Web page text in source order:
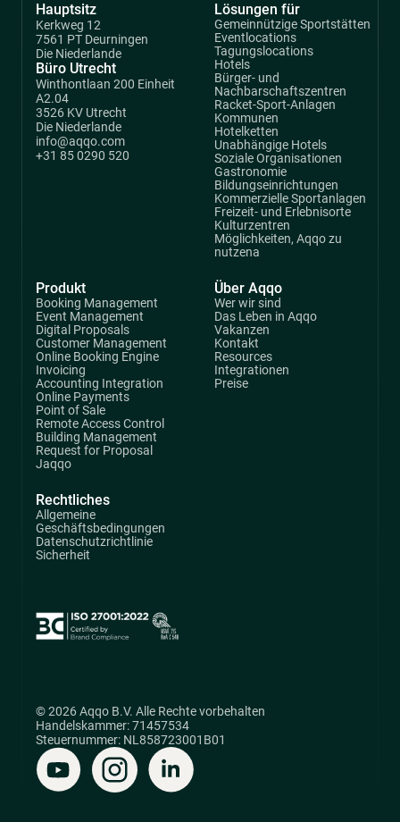
Hauptsitz
Kerkweg 12
7561 PT Deurningen
Die Niederlande
Büro Utrecht
Winthontlaan 200 Einheit
A2.04
3526 KV Utrecht
Die Niederlande
info@aqqo.com
+31 85 0290 520
Produkt
Booking Management
Event Management
Digital Proposals
Customer Management
Online Booking Engine
Invoicing
Accounting Integration
Online Payments
Point of Sale
Remote Access Control
Building Management
Request for Proposal
Jaqqo
Lösungen für
Gemeinnützige Sportstätten
Eventlocations
Tagungslocations
Hotels
Bürger- und
Nachbarschaftszentren
Racket-Sport-Anlagen
Kommunen
Hotelketten
Unabhängige Hotels
Soziale Organisationen
Gastronomie
Bildungseinrichtungen
Kommerzielle Sportanlagen
Freizeit- und Erlebnisorte
Kulturzentren
Möglichkeiten, Aqqo zu
nutzena
Über Aqqo
Wer wir sind
Das Leben in Aqqo
Vakanzen
Kontakt
Resources
Integrationen
Preise
Rechtliches
Allgemeine
Geschäftsbedingungen
Datenschutzrichtlinie
Sicherheit
© 2026 Aqqo B.V. Alle Rechte vorbehalten
Handelskammer: 71457534
Steuernummer: NL858723001B01